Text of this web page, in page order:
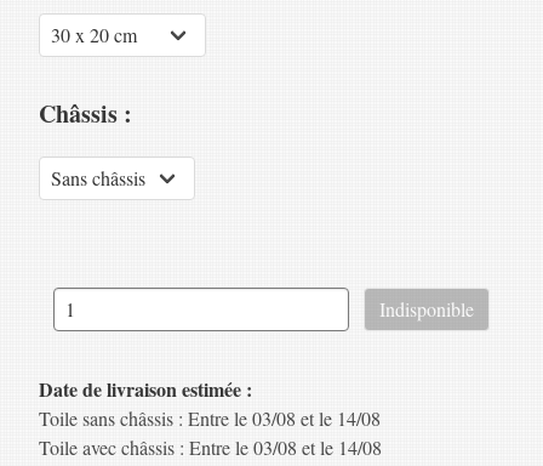
Châssis :
Date de livraison estimée :
Toile sans châssis : Entre le 03/08 et le 14/08
Toile avec châssis : Entre le 03/08 et le 14/08